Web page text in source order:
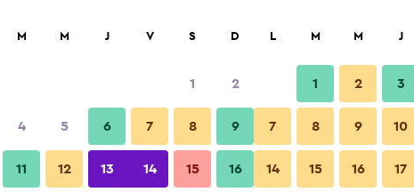
Oferta más barata de precio por noche
Proveedor Total noche
Otros
M M J V S D
1 2
4 5 6 7 8 9
11 12 13 14 15 16
L M M J
1 2 3
7 8 9 10
14 15 16 17